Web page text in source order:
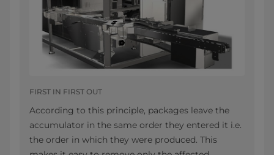
FIRST IN FIRST OUT
According to this principle, packages leave the
accumulator in the same order they entered it i.e.
the order in which they were produced. This